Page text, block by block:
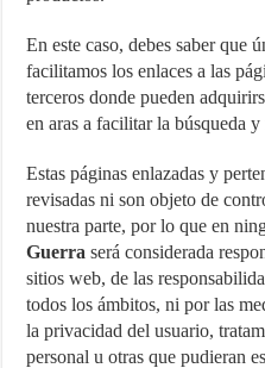
En este caso, debes saber que
facilitamos los enlaces a las
terceros donde pueden
en aras a facilitar la búsqueda
Estas páginas enlazadas y
revisadas ni son objeto de
nuestra parte, por lo que en
Guerraserá considerada
sitios web, de las
todos los ámbitos, ni por las
la privacidad del usuario,
personal u otras que pudieran